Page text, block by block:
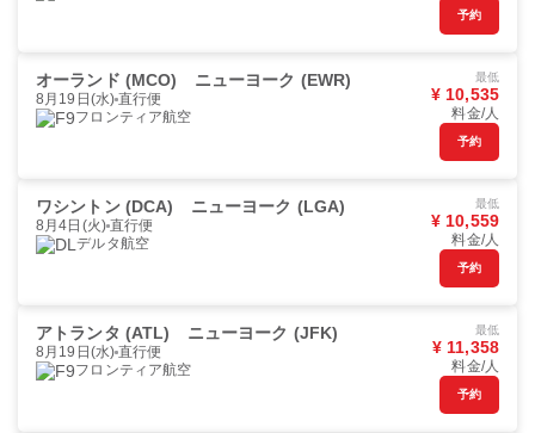
予約
オーランド (MCO) ニューヨーク (EWR)
8月19日(水) 直行便
フロンティア航空
最低
¥ 10,535
料金/人
予約
ワシントン (DCA) ニューヨーク (LGA)
8月4日(火) 直行便
デルタ航空
最低
¥ 10,559
料金/人
予約
アトランタ (ATL) ニューヨーク (JFK)
8月19日(水) 直行便
フロンティア航空
最低
¥ 11,358
料金/人
予約